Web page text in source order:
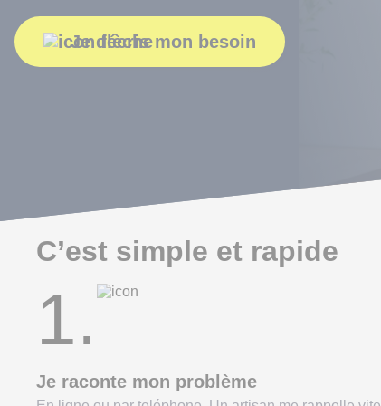
Je décris mon besoin
C’est simple et rapide
1.
Je raconte mon problème